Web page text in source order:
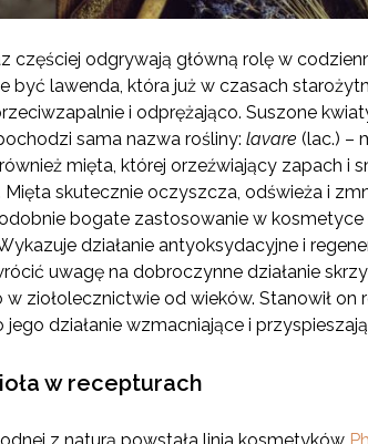
częściej odgrywają główną rolę w
być lawenda, która już w czasach
i odprężająco. Suszone
sama nazwa rośliny: lavare (lac.) –
mięta, której orzeźwiający zapach i
skutecznie oczyszcza, odświeża i
bogate zastosowanie w
działanie antyoksydacyjne i
uwagę na dobroczynne działanie
w ziołolecznictwie od wieków. Stanowił
działanie wzmacniające i
w recepturach